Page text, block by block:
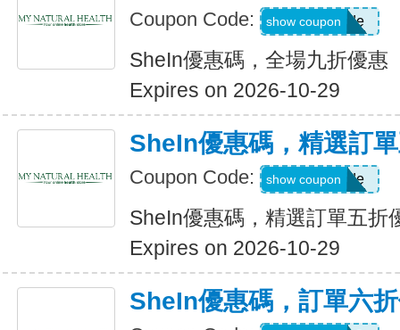
Coupon Code: Show Code
show coupon
SheIn優惠碼，全場九折優惠
Expires on 2026-10-29
SheIn優惠碼，精選訂
Coupon Code: Show Code
show coupon
SheIn優惠碼，精選訂單五折
Expires on 2026-10-29
SheIn優惠碼，訂單六